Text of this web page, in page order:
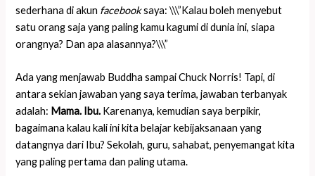
sederhana di akun facebooksaya: \\\”Kalau boleh menyebut
satu orang saja yang paling kamu kagumi di dunia ini, siapa
orangnya? Dan apa alasannya?\\\”
Ada yang menjawab Buddha sampai Chuck Norris! Tapi, di
antara sekian jawaban yang saya terima, jawaban terbanyak
adalah: Mama. Ibu. Karenanya, kemudian saya berpikir,
bagaimana kalau kali ini kita belajar kebijaksanaan yang
datangnya dari Ibu? Sekolah, guru, sahabat, penyemangat kita
yang paling pertama dan paling utama.